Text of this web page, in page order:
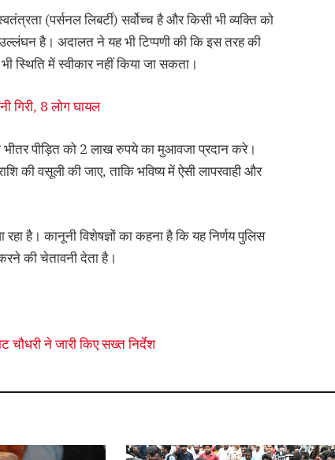
(पर्सनल लिबर्टी) सर्वोच्च है और किसी भी व्यक्ति को
उल्लंघन है। अदालत ने यह भी टिप्पणी की कि इस तरह की
स्थिति में स्वीकार नहीं किया जा सकता।
गिरी, 8 लोग घायल
भीतर पीड़ित को 2 लाख रुपये का मुआवजा प्रदान करे।
की वसूली की जाए, ताकि भविष्य में ऐसी लापरवाही और
है। कानूनी विशेषज्ञों का कहना है कि यह निर्णय पुलिस
की चेतावनी देता है।
चौधरी ने जारी किए सख्त निर्देश